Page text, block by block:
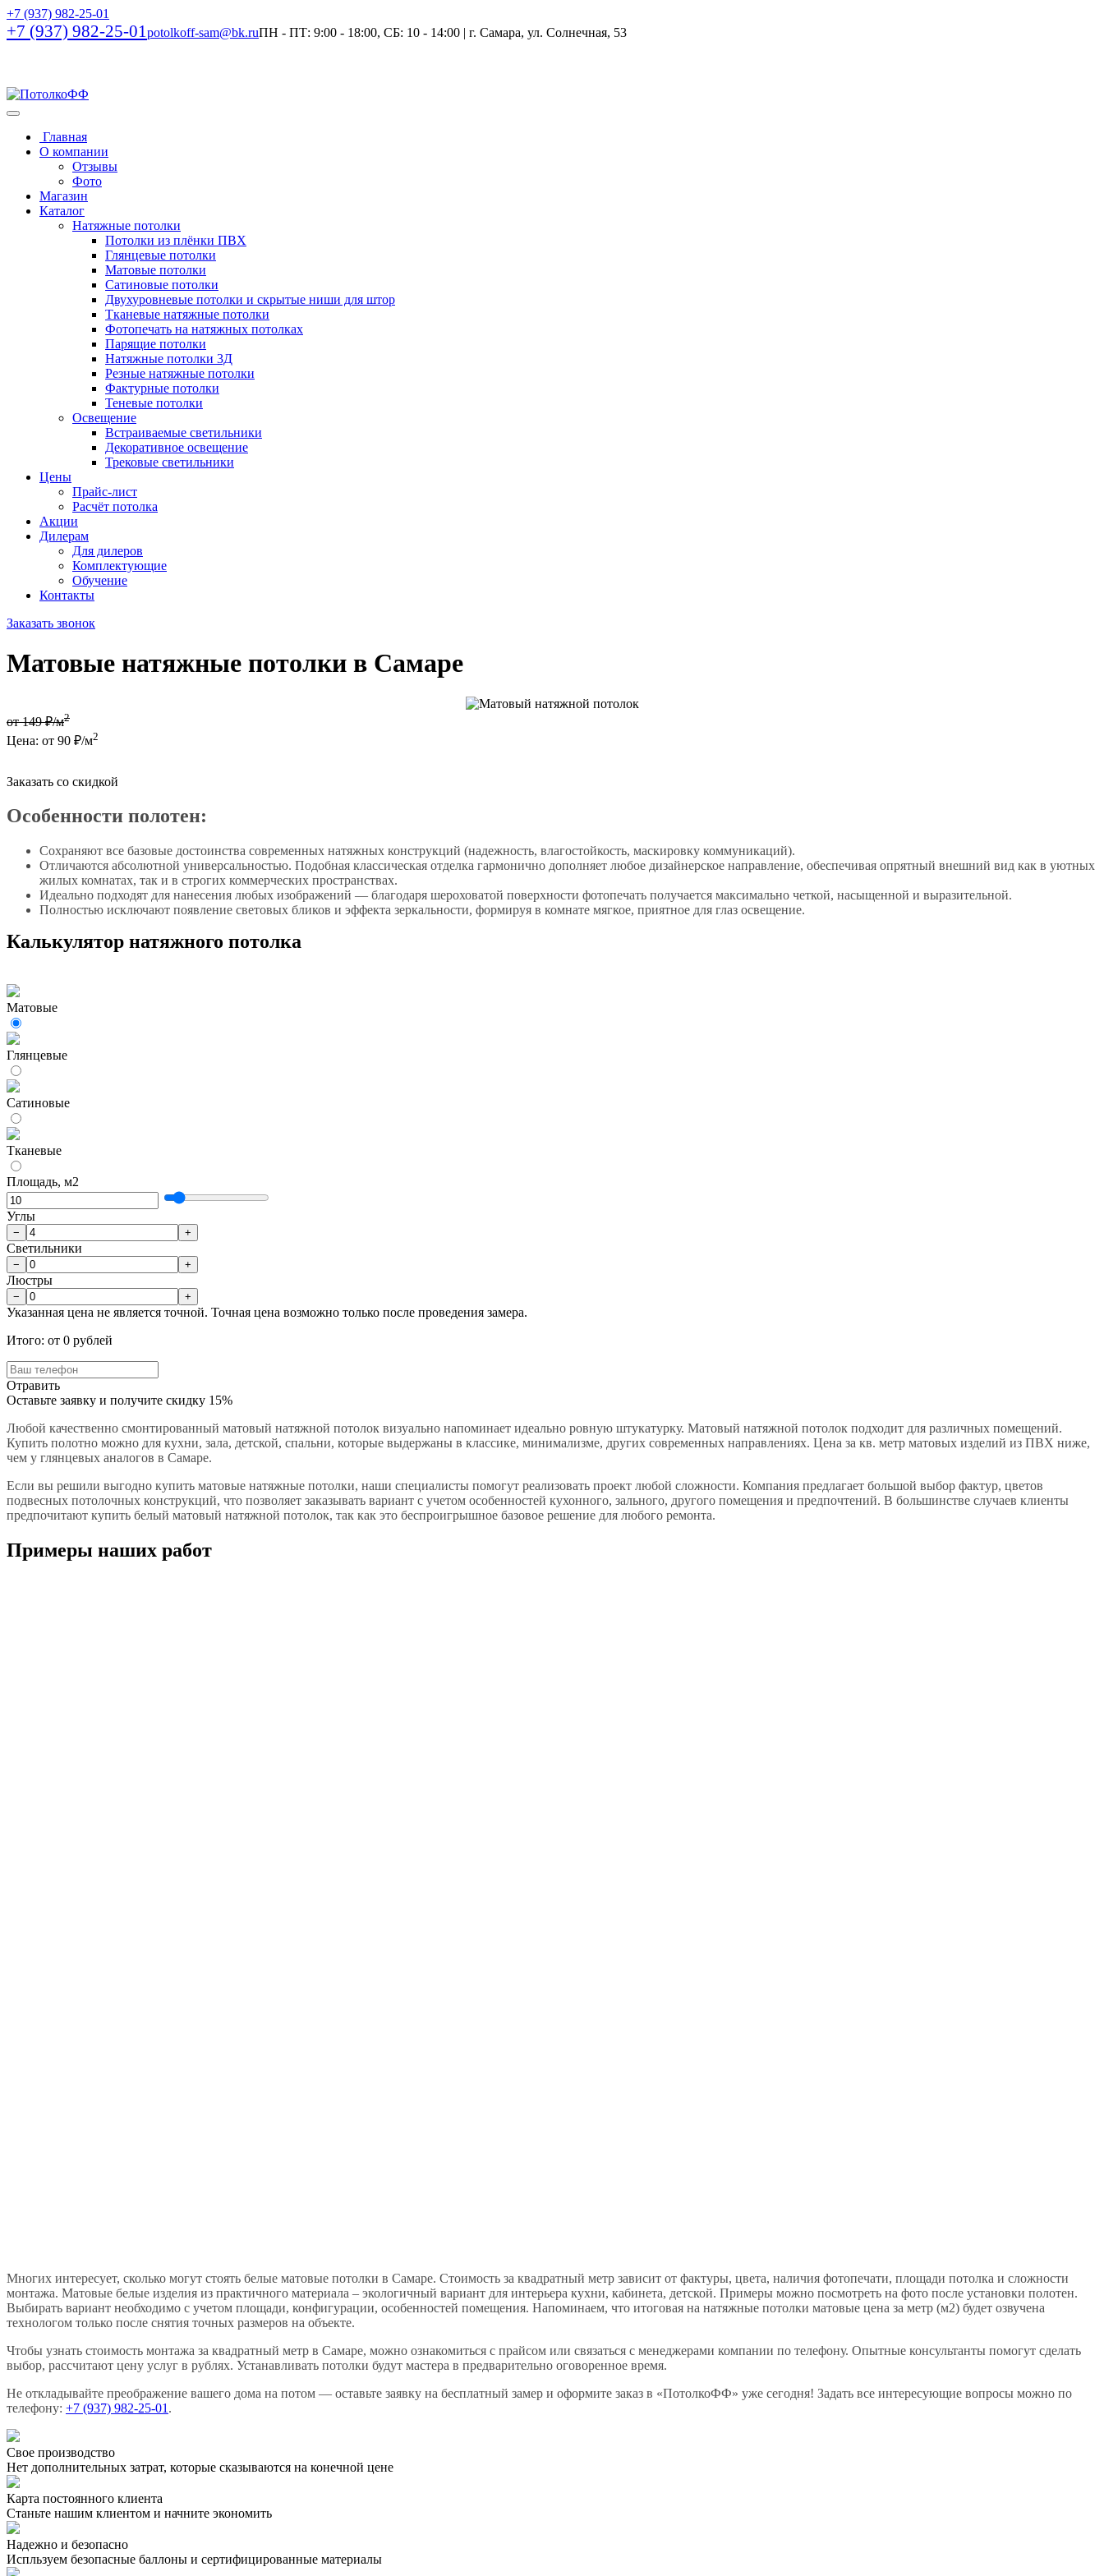
+7 (937) 982-25-01
+7 (937) 982-25-01potolkoff-sam@bk.ruПН - ПТ: 9:00 - 18:00, СБ: 10 - 14:00 | г. Самара, ул. Солнечная, 53
Главная
О компании
Отзывы
Фото
Магазин
Каталог
Натяжные потолки
Потолки из плёнки ПВХ
Глянцевые потолки
Матовые потолки
Сатиновые потолки
Двухуровневые потолки и скрытые ниши для штор
Тканевые натяжные потолки
Фотопечать на натяжных потолках
Парящие потолки
Натяжные потолки 3Д
Резные натяжные потолки
Фактурные потолки
Теневые потолки
Освещение
Встраиваемые светильники
Декоративное освещение
Трековые светильники
Цены
Прайс-лист
Расчёт потолка
Акции
Дилерам
Для дилеров
Комплектующие
Обучение
Контакты
Заказать звонок
Матовые натяжные потолки в Самаре
от 149 ₽/м2
Цена: от 90 ₽/м2
Заказать со скидкой
Особенности полотен:
Сохраняют все базовые достоинства современных натяжных конструкций (надежность, влагостойкость, маскировку коммуникаций).
Отличаются абсолютной универсальностью. Подобная классическая отделка гармонично дополняет любое дизайнерское направление, обеспечивая опрятный внешний вид как в уютных
жилых комнатах, так и в строгих коммерческих пространствах.
Идеально подходят для нанесения любых изображений — благодаря шероховатой поверхности фотопечать получается максимально четкой, насыщенной и выразительной.
Полностью исключают появление световых бликов и эффекта зеркальности, формируя в комнате мягкое, приятное для глаз освещение.
Калькулятор натяжного потолка
Матовые
Глянцевые
Сатиновые
Тканевые
Площадь, м2
Углы
− +
Светильники
− +
Люстры
− +
Указанная цена не является точной. Точная цена возможно только после проведения замера.
Итого: от 0 рублей
Отравить
Оставьте заявку и получите скидку 15%
Любой качественно смонтированный матовый натяжной потолок визуально напоминает идеально ровную штукатурку. Матовый натяжной потолок подходит для различных помещений.
Купить полотно можно для кухни, зала, детской, спальни, которые выдержаны в классике, минимализме, других современных направлениях. Цена за кв. метр матовых изделий из ПВХ ниже,
чем у глянцевых аналогов в Самаре.
Если вы решили выгодно купить матовые натяжные потолки, наши специалисты помогут реализовать проект любой сложности. Компания предлагает большой выбор фактур, цветов
подвесных потолочных конструкций, что позволяет заказывать вариант с учетом особенностей кухонного, зального, другого помещения и предпочтений. В большинстве случаев клиенты
предпочитают купить белый матовый натяжной потолок, так как это беспроигрышное базовое решение для любого ремонта.
Примеры наших работ
Многих интересует, сколько могут стоять белые матовые потолки в Самаре. Стоимость за квадратный метр зависит от фактуры, цвета, наличия фотопечати, площади потолка и сложности
монтажа. Матовые белые изделия из практичного материала – экологичный вариант для интерьера кухни, кабинета, детской. Примеры можно посмотреть на фото после установки полотен.
Выбирать вариант необходимо с учетом площади, конфигурации, особенностей помещения. Напоминаем, что итоговая на натяжные потолки матовые цена за метр (м2) будет озвучена
технологом только после снятия точных размеров на объекте.
Чтобы узнать стоимость монтажа за квадратный метр в Самаре, можно ознакомиться с прайсом или связаться с менеджерами компании по телефону. Опытные консультанты помогут сделать
выбор, рассчитают цену услуг в рублях. Устанавливать потолки будут мастера в предварительно оговоренное время.
Не откладывайте преображение вашего дома на потом — оставьте заявку на бесплатный замер и оформите заказ в «ПотолкоФФ» уже сегодня! Задать все интересующие вопросы можно по
телефону: +7 (937) 982-25-01 .
Свое производство
Нет дополнительных затрат, которые сказываются на конечной цене
Карта постоянного клиента
Станьте нашим клиентом и начните экономить
Надежно и безопасно
Испльзуем безопасные баллоны и сертифицированные материалы